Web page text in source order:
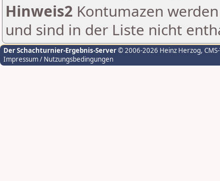
Hinweis2 Kontumazen
und sind in der Liste nicht
Der Schachturnier-Ergebnis-Server© 2006-2026 Heinz Herzog,
Impressum / Nutzungsbedingungen